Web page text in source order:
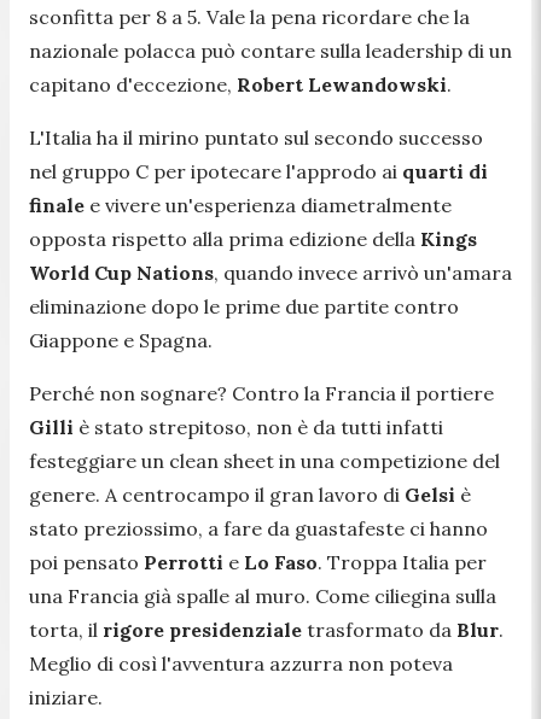
sconfitta per 8 a 5. Vale la pena ricordare che la
nazionale polacca può contare sulla leadership di un
capitano d'eccezione, Robert Lewandowski.
L'Italia ha il mirino puntato sul secondo successo
nel gruppo C per ipotecare l'approdo ai quarti di
finale e vivere un'esperienza diametralmente
opposta rispetto alla prima edizione della Kings
World Cup Nations, quando invece arrivò un'amara
eliminazione dopo le prime due partite contro
Giappone e Spagna.
Perché non sognare? Contro la Francia il portiere
Gilli è stato strepitoso, non è da tutti infatti
festeggiare un clean sheet in una competizione del
genere. A centrocampo il gran lavoro di Gelsi è
stato preziossimo, a fare da guastafeste ci hanno
poi pensato Perrotti e Lo Faso. Troppa Italia per
una Francia già spalle al muro. Come ciliegina sulla
torta, il rigore presidenziale trasformato da Blur.
Meglio di così l'avventura azzurra non poteva
iniziare.